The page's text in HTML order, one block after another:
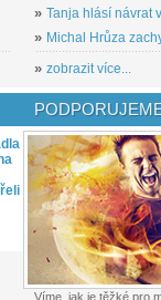
» Tanja hlásí návrat
» Michal Hrůza
» zobrazit více...
Víme, jak je těžké pro